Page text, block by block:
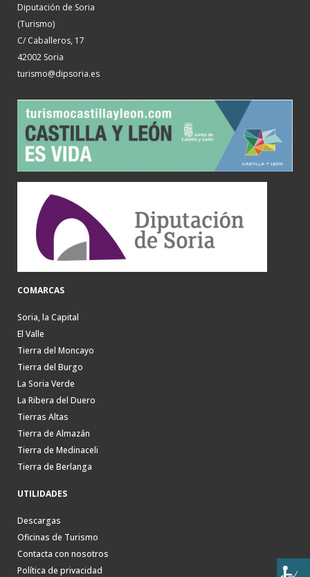
Diputación de Soria
(Turismo)
C/ Caballeros, 17
42002 Soria
turismo@dipsoria.es
COMARCAS
Soria, la Capital
El Valle
Tierra del Moncayo
Tierra del Burgo
La Soria Verde
La Ribera del Duero
Tierras Altas
Tierra de Almazán
Tierra de Medinaceli
Tierra de Berlanga
UTILIDADES
Descargas
Oficinas de Turismo
Contacta con nosotros
Política de privacidad